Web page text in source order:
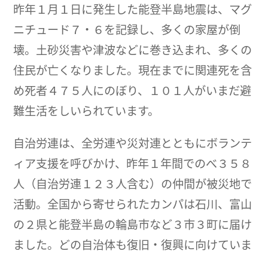
昨年１月１日に発生した能登半島地震は、マグ
ニチュード７・６を記録し、多くの家屋が倒
壊。土砂災害や津波などに巻き込まれ、多くの
住民が亡くなりました。現在までに関連死を含
め死者４７５人にのぼり、１０１人がいまだ避
難生活をしいられています。
自治労連は、全労連や災対連とともにボランテ
ィア支援を呼びかけ、昨年１年間でのべ３５８
人（自治労連１２３人含む）の仲間が被災地で
活動。全国から寄せられたカンパは石川、富山
の２県と能登半島の輪島市など３市３町に届け
ました。どの自治体も復旧・復興に向けていま